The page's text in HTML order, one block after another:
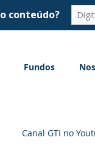
Fundos
Canal GTI no